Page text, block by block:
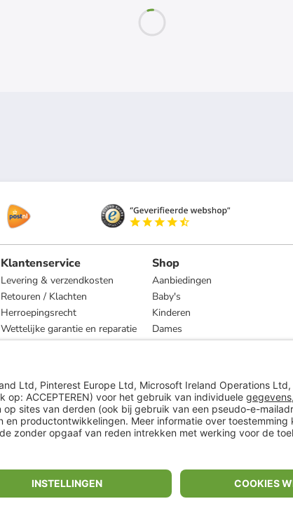
Klantenservice
Levering & verzendkosten
Retouren / Klachten
Herroepingsrecht
Wettelijke garantie en reparatie
Shop
Aanbiedingen
Baby's
Kinderen
Dames
Heren
** Alle prijsopgaven zijn inclusief belasting en exclusief verzendkosten
ᵃ Bij een minimale bestelwaarde van €15.
ᶜ Alle informatie & voorwaarden op
www.limango.nl/invite